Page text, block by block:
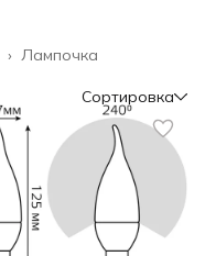
Лампочка
›
Сортировка